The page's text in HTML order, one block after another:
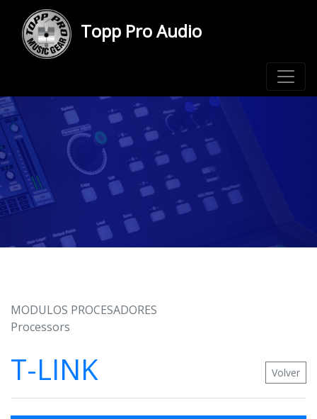
Topp Pro Audio
MODULOS PROCESADORES
Processors
T-LINK Volver